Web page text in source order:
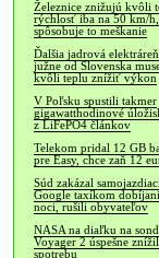
Železnice znižujú kvôli
rýchlosť iba na 50 km/h,
spôsobuje to meškanie
Ďalšia jadrová elektráreň
južne od Slovenska
kvôli teplu znížiť výkon
V Poľsku spustili takmer
gigawatthodinové
z LiFePO4 článkov
Telekom pridal 12 GB
pre Easy, chce zaň 12
Súd zakázal
Google taxíkom
noci, rušili obyvateľov
NASA na diaľku na
Voyager 2 úspešne
spotrebu